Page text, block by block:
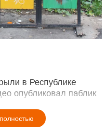
в Республике
опубликовал паблик